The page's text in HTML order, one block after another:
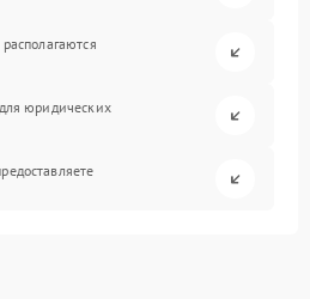
юридических